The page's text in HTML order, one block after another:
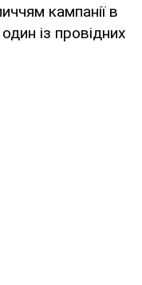
кампанії в
із провідних